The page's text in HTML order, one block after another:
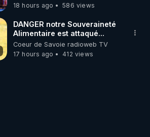
18 hours ago
586 views
DANGER notre Souveraineté
Alimentaire est attaqué...
Coeur de Savoie radioweb TV
17 hours ago
412 views